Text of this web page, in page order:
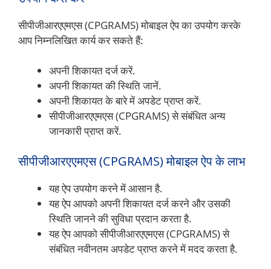
सीपीजीआरएएमएस (CPGRAMS) मोबाइल ऐप का उपयोग करके
आप निम्नलिखित कार्य कर सकते हैं:
अपनी शिकायत दर्ज करें.
अपनी शिकायत की स्थिति जानें.
अपनी शिकायत के बारे में अपडेट प्राप्त करें.
सीपीजीआरएएमएस (CPGRAMS) से संबंधित अन्य
जानकारी प्राप्त करें.
सीपीजीआरएएमएस (CPGRAMS) मोबाइल ऐप के लाभ
यह ऐप उपयोग करने में आसान है.
यह ऐप आपको अपनी शिकायत दर्ज करने और उसकी
स्थिति जानने की सुविधा प्रदान करता है.
यह ऐप आपको सीपीजीआरएएमएस (CPGRAMS) से
संबंधित नवीनतम अपडेट प्राप्त करने में मदद करता है.